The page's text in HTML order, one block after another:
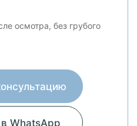
осмотра, без грубого
WhatsApp